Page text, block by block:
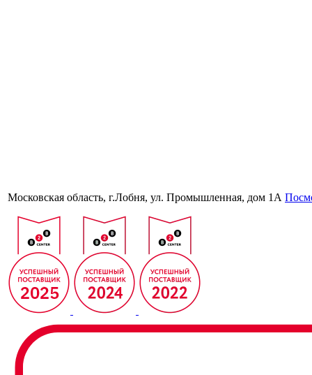
Московская область, г.Лобня, ул. Промышленная, дом 1А